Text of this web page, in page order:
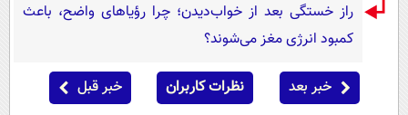
راز خستگی بعد از خواب‌دیدن؛ چرا رؤیاهای واضح، باعث
کمبود انرژی مغز می‌شوند؟
خبر بعد نظرات کاربران خبر قبل